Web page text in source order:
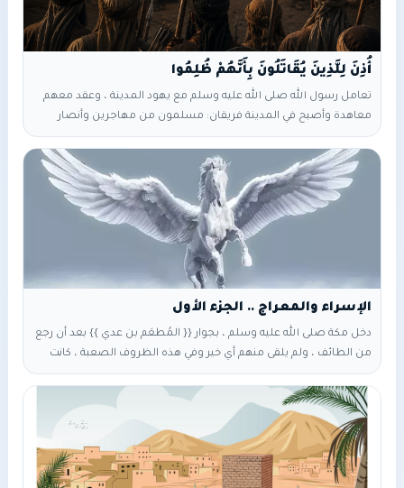
أُذِنَ لِلَّذِينَ يُقَاتَلُونَ بِأَنَّهُمْ ظُلِمُوا
تعامل رسول الله صلى الله عليه وسلم مع يهود المدينة ، وعقد معهم
معاهدة وأصبح في المدينة فريقان: مسلمون من مهاجرين وأنصار
ويهود ( أهل الكتاب ) منافقون أما حول المدينة، فالناس كثيرة …ومِلَل
(أديان) متعددة…منهم من يوالي (يُؤَيّد) قريش في سِرِّه، وفي ظاهره لا
يعادي المسلمين خوفاً من بأسهم ومنهم من يوالي (يُؤَيّد) المسلمين
في سِرّه ، ولكنه يخشى قريش،،، فلا يظهروا
دخل مكة صلى الله عليه وسلم ، بجوار {{ المُطعَم بن عدي }} بعد أن رجع
من الطائف ، ولم يلقى منهم أي خير وفي هذه الظروف الصعبة ، كانت
رحلة {{ الإسراء والمعراج }} حيث كانت كأنها مواساة ، لِما لاقاه (وجده)
من اهل الطائف وقريش و كأن الله يقول لنبيه صلى الله عليه وسلم، (اذا
كان هذا ما لقيته يا